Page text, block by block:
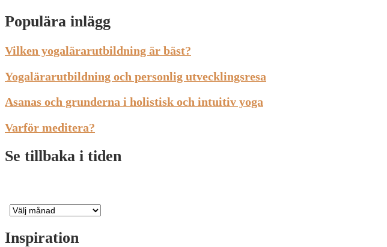
Populära inlägg
Vilken yogalärarutbildning är bäst?
Yogalärarutbildning och personlig utvecklingsresa
Asanas och grunderna i holistisk och intuitiv yoga
Varför meditera?
Se tillbaka i tiden
Inspiration